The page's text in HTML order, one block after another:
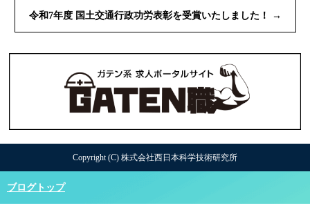
令和7年度 国土交通行政功労表彰を受賞いたしました！ →
Copyright (C) 株式会社西日本科学技術研究所
ブログトップ